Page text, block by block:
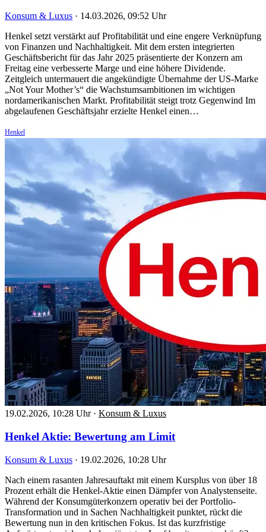
Konsum & Luxus · 14.03.2026, 09:52 Uhr
Henkel setzt verstärkt auf Profitabilität und eine engere Verknüpfung
von Finanzen und Nachhaltigkeit. Mit dem ersten integrierten
Geschäftsbericht für das Jahr 2025 präsentierte der Konzern am
Freitag eine verbesserte Marge und eine höhere Dividende.
Zeitgleich untermauert die angekündigte Übernahme der US-Marke
„Not Your Mother’s“ die Wachstumsambitionen im wichtigen
nordamerikanischen Markt. Profitabilität steigt trotz Gegenwind Im
abgelaufenen Geschäftsjahr erzielte Henkel einen…
Henkel
19.02.2026, 10:28 Uhr · Konsum & Luxus
Henkel Aktie: Bewertung am Limit
Konsum & Luxus · 19.02.2026, 10:28 Uhr
Nach einem rasanten Jahresauftakt mit einem Kursplus von über 18
Prozent erhält die Henkel-Aktie einen Dämpfer von Analystenseite.
Während der Konsumgüterkonzern operativ bei der Portfolio-
Transformation und in Sachen Nachhaltigkeit punktet, rückt die
Bewertung nun in den kritischen Fokus. Ist das kurzfristige